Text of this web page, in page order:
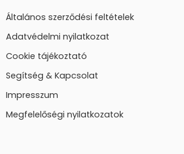
Általános szerződési feltételek
Adatvédelmi nyilatkozat
Cookie tájékoztató
Segítség & Kapcsolat
Impresszum
Megfelelőségi nyilatkozatok